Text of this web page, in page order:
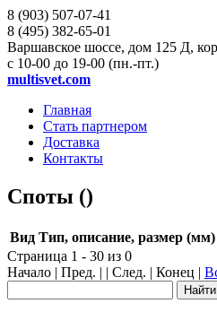
8 (903) 507-07-41
8 (495) 382-65-01
Варшавское шоссе, дом 125 Д,
с 10-00 до 19-00 (пн.-пт.)
multisvet.com
Главная
Стать партнером
Доставка
Контакты
Споты ()
Вид Тип, описание, размер (мм)
Страница 1 - 30 из 0
Начало | Пред. | | След. | Конец |